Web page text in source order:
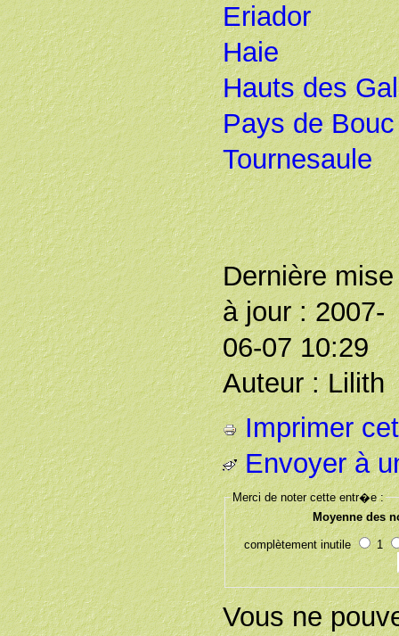
Eriador
Haie
Hauts des
Pays de Bouc
Tournesaule
Dernière mise
à jour : 2007-
06-07 10:29
Auteur : Lilith
Imprimer
Envoyer à
Merci de noter cette entr�e :
Moyenne des
complètement inutile 1
Vous ne